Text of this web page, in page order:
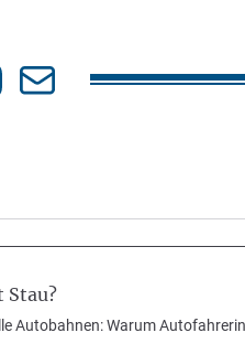
Stau?
Autobahnen: Warum